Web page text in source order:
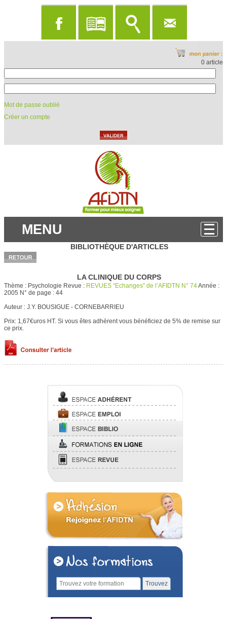
0 article
Mot de passe oublié
Créer un compte
MENU
BIBLIOTHÈQUE D'ARTICLES
LA CLINIQUE DU CORPS
Thème : Psychologie Revue : REVUES “Echanges” de l’AFIDTN N° 74Année :
2005 N° de page : 44
Auteur : J.Y. BOUSIGUE - CORNEBARRIEU
Prix: 1,67€uros HT. Si vous êtes adhérent vous bénéficiez de 5% de remise sur
ce prix.